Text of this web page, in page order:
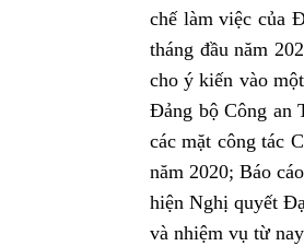
chế làm việc của
tháng đầu năm
cho ý kiến vào
Đảng bộ Công an
các mặt công tác
năm 2020; Báo
hiện Nghị quyết
và nhiệm vụ từ